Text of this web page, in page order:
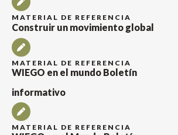
Construir un movimiento global
MATERIAL DE REFERENCIA
WIEGO en el mundo Boletín
informativo
MATERIAL DE REFERENCIA
MATERIAL DE REFERENCIA